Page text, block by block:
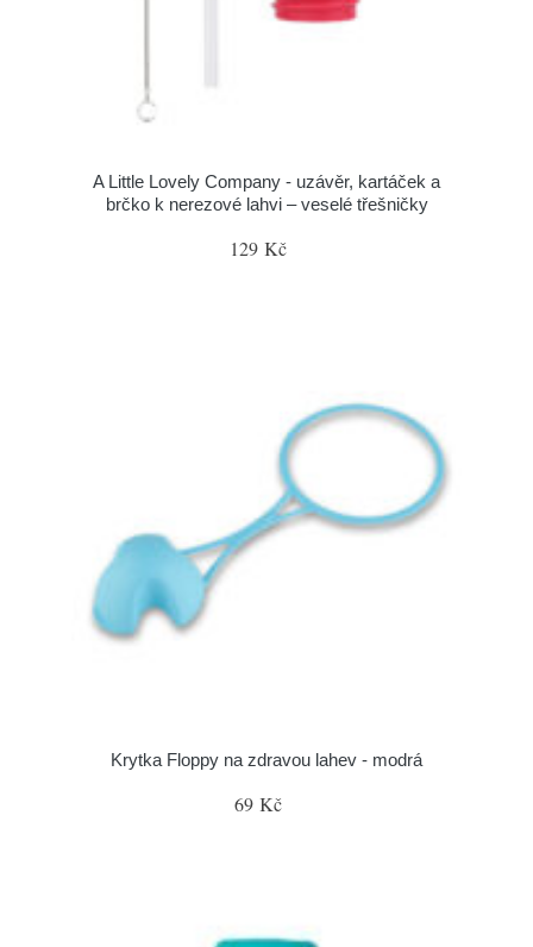
A Little Lovely Company - uzávěr, kartáček a
brčko k nerezové lahvi – veselé třešničky
129 Kč
Krytka Floppy na zdravou lahev - modrá
69 Kč